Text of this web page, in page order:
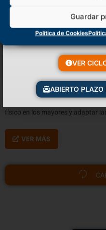
Guardar
Política de Cookies
El TSEAS y la actividad
29/10/2020
El TSEAS está capacitado para
físico en los mayores y adaptar
VER MÁS
VER
ABIERTO PLAZO